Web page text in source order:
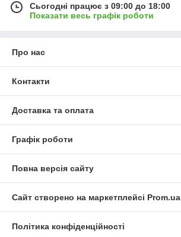
Сьогодні працює з 09:00 до 18:00
Показати весь графік роботи
Про нас
Контакти
Доставка та оплата
Графік роботи
Повна версія сайту
Сайт створено на маркетплейсі Prom.ua
Політика конфіденційності